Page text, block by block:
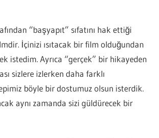
“başyapıt” sıfatını hak ettiği
İçinizi ısıtacak bir film olduğundan
istedim. Ayrıca “gerçek” bir hikayeden
sizlere izlerken daha farklı
böyle bir dostumuz olsun isterdik.
aynı zamanda sizi güldürecek bir